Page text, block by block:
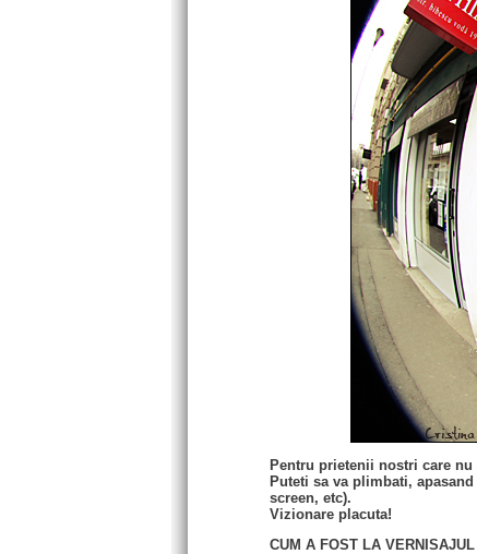
Pentru prietenii nostri care
Puteti sa va plimbati,
screen, etc).
Vizionare placuta!
CUM A FOST LA